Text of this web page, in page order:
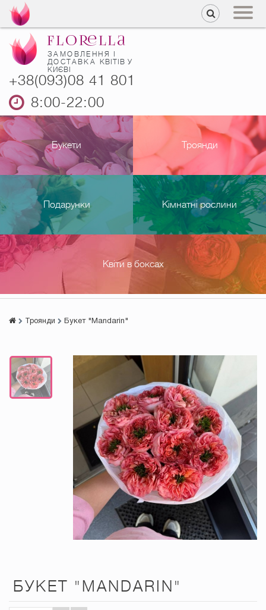
ЗАМОВЛЕННЯ І
ДОСТАВКА КВІТІВ У
КИЄВІ
+38(093)08 41 801
8:00-22:00
Букети Троянди
Подарунки Кімнатні рослини
Квіти в боксах
Троянди Букет "Mandarin"
БУКЕТ "MANDARIN"